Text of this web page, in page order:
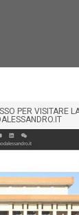
PER VISITARE